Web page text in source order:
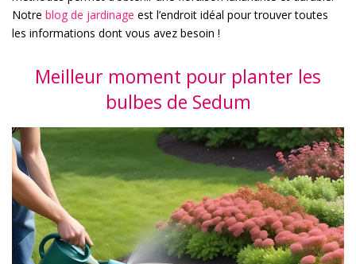
Notre blog de jardinage est l’endroit idéal pour trouver toutes
les informations dont vous avez besoin !
Meilleur moment pour planter les
bulbes de Sedum